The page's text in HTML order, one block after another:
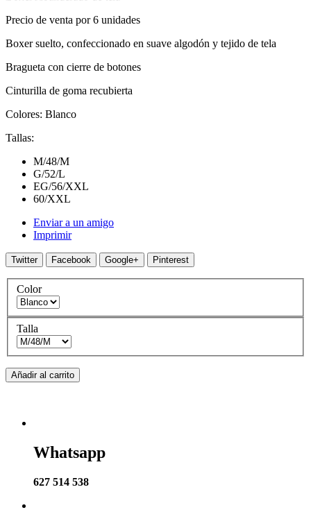
Precio de venta por 6 unidades
Boxer suelto, confeccionado en suave algodón y tejido de tela
Bragueta con cierre de botones
Cinturilla de goma recubierta
Colores: Blanco
Tallas:
M/48/M
G/52/L
EG/56/XXL
60/XXL
Enviar a un amigo
Imprimir
Twitter Facebook Google+ Pinterest
Color
Talla
Añadir al carrito
Whatsapp
627 514 538